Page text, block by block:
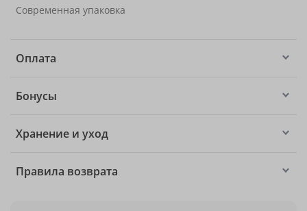
Современная упаковка
Оплата
Бонусы
Хранение и уход
Правила возврата